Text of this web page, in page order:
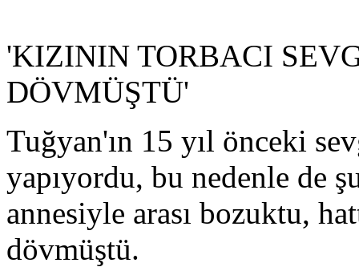
'KIZININ TORBACI
DÖVMÜŞTÜ'
Tuğyan'ın 15 yıl önceki
yapıyordu, bu nedenle de
annesiyle arası bozuktu,
dövmüştü.